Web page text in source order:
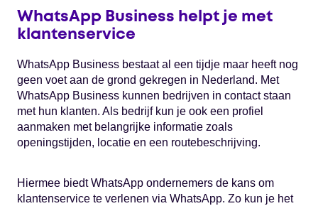
WhatsApp Business helpt je met
klantenservice
WhatsApp Business bestaat al een tijdje maar heeft nog
geen voet aan de grond gekregen in Nederland. Met
WhatsApp Business kunnen bedrijven in contact staan
met hun klanten. Als bedrijf kun je ook een profiel
aanmaken met belangrijke informatie zoals
openingstijden, locatie en een routebeschrijving.
Hiermee biedt WhatsApp ondernemers de kans om
klantenservice te verlenen via WhatsApp. Zo kun je het